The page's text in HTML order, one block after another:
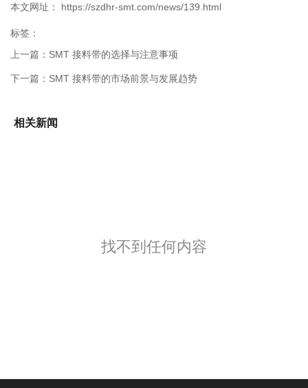
本文网址： https://szdhr-smt.com/news/139.html
标签：
上一篇： SMT 接料带的选择与注意事项
下一篇： SMT 接料带的市场前景与发展趋势
相关新闻
找不到任何内容